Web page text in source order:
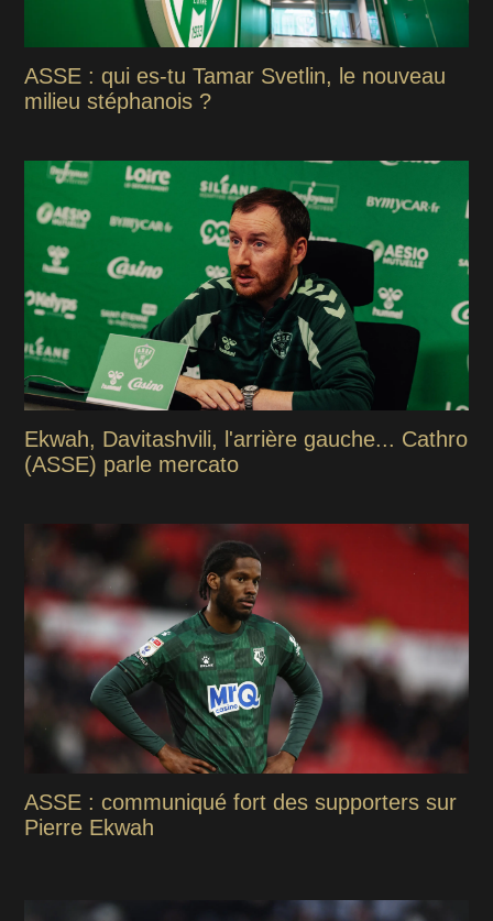
ASSE : qui es-tu Tamar Svetlin, le nouveau
milieu stéphanois ?
Ekwah, Davitashvili, l'arrière gauche... Cathro
(ASSE) parle mercato
ASSE : communiqué fort des supporters sur
Pierre Ekwah